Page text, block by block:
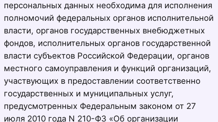
персональных данных необходима для исполнения
полномочий федеральных органов исполнительной
власти, органов государственных внебюджетных
фондов, исполнительных органов государственной
власти субъектов Российской Федерации, органов
местного самоуправления и функций организаций,
участвующих в предоставлении соответственно
государственных и муниципальных услуг,
предусмотренных Федеральным законом от 27
июля 2010 года N 210-ФЗ «Об организации